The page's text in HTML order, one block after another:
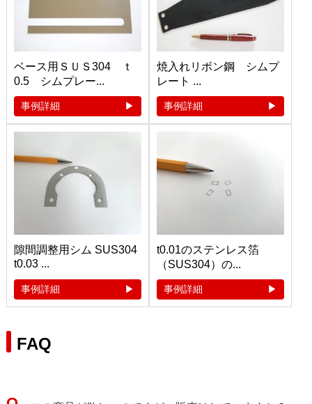
ベース用ＳＵＳ304 ｔ
0.5 シムプレー...
事例詳細
焼入れリボン鋼 シムプ
レート ...
事例詳細
隙間調整用シム SUS304
t0.03 ...
事例詳細
t0.01のステンレス箔
（SUS304）の...
事例詳細
FAQ